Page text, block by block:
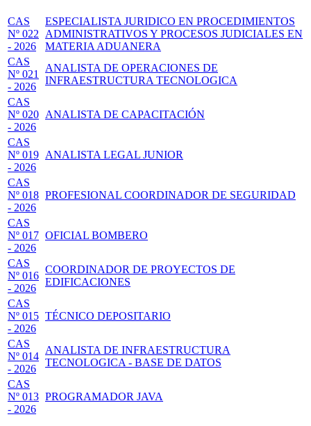
CAS
Nº 022
- 2026
ESPECIALISTA JURIDICO EN PROCEDIMIENTOS
ADMINISTRATIVOS Y PROCESOS JUDICIALES EN
MATERIA ADUANERA
CAS
Nº 021
- 2026
ANALISTA DE OPERACIONES DE
INFRAESTRUCTURA TECNOLOGICA
CAS
Nº 020
- 2026
ANALISTA DE CAPACITACIÓN
CAS
Nº 019
- 2026
ANALISTA LEGAL JUNIOR
CAS
Nº 018
- 2026
PROFESIONAL COORDINADOR DE SEGURIDAD
CAS
Nº 017
- 2026
OFICIAL BOMBERO
CAS
Nº 016
- 2026
COORDINADOR DE PROYECTOS DE
EDIFICACIONES
CAS
Nº 015
- 2026
TÉCNICO DEPOSITARIO
CAS
Nº 014
- 2026
ANALISTA DE INFRAESTRUCTURA
TECNOLOGICA - BASE DE DATOS
CAS
Nº 013
- 2026
PROGRAMADOR JAVA